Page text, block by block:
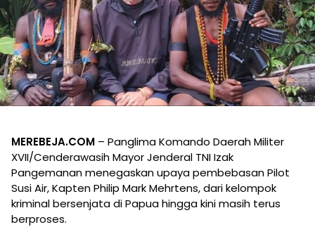
MEREBEJA.COM – Panglima Komando Daerah Militer
XVII/Cenderawasih Mayor Jenderal TNI Izak
Pangemanan menegaskan upaya pembebasan Pilot
Susi Air, Kapten Philip Mark Mehrtens, dari kelompok
kriminal bersenjata di Papua hingga kini masih terus
berproses.